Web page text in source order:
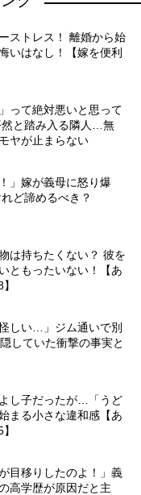
ストレス！ 離婚から始
いはなし！【嫁を便利
って絶対悪いと思って
と踏み入る隣人…無
ヤが止まらない
」嫁が義母に怒り爆
ど諦めるべき？
は持ちたくない？ 彼を
ともったいない！【あ
しい…」ジム通いで別
していた衝撃の事実と
し子だったが…「うど
まる小さな違和感【あ
目移りしたのよ！」義
高学歴が原因だと主